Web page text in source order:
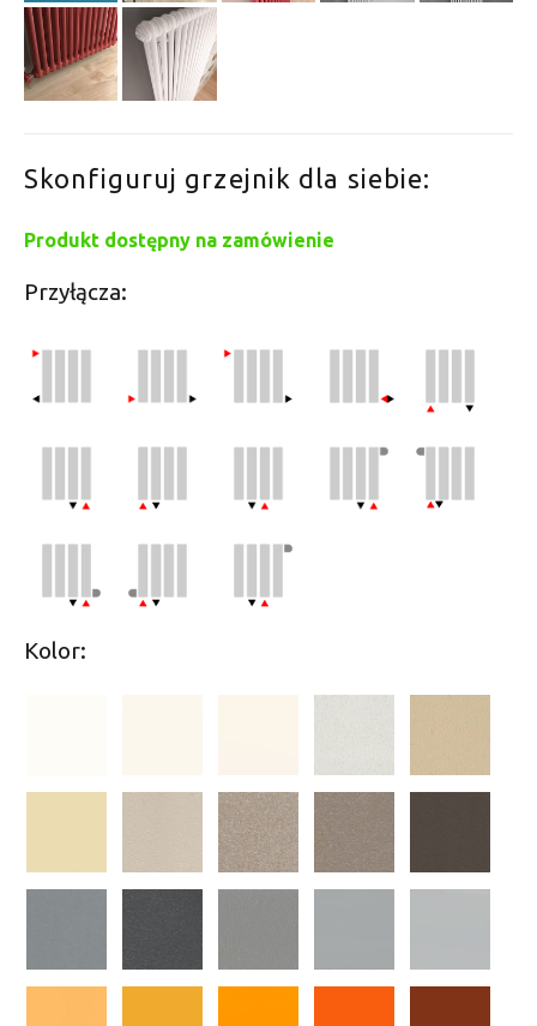
Skonfiguruj grzejnik dla siebie:
Produkt dostępny na zamówienie
Przyłącza:
Kolor: